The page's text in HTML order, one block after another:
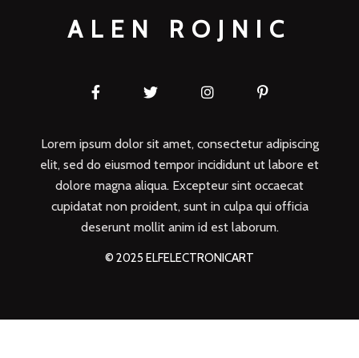
ALEN ROJNIC
Lorem ipsum dolor sit amet, consectetur adipiscing
elit, sed do eiusmod tempor incididunt ut labore et
dolore magna aliqua. Excepteur sint occaecat
cupidatat non proident, sunt in culpa qui officia
deserunt mollit anim id est laborum.
© 2025 ELFELECTRONICART